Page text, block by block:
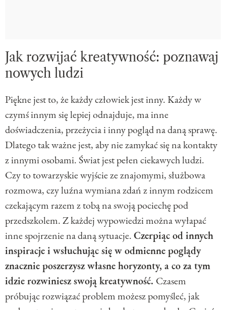
Jak rozwijać kreatywność: poznawaj
nowych ludzi
Piękne jest to, że każdy człowiek jest inny. Każdy w
czymś innym się lepiej odnajduje, ma inne
doświadczenia, przeżycia i inny pogląd na daną sprawę.
Dlatego tak ważne jest, aby nie zamykać się na kontakty
z innymi osobami. Świat jest pełen ciekawych ludzi.
Czy to towarzyskie wyjście ze znajomymi, służbowa
rozmowa, czy luźna wymiana zdań z innym rodzicem
czekającym razem z tobą na swoją pociechę pod
przedszkolem. Z każdej wypowiedzi można wyłapać
inne spojrzenie na daną sytuacje.Czerpiąc od innych
inspiracje i wsłuchując się w odmienne poglądy
znacznie poszerzysz własne horyzonty, a co za tym
idzie rozwiniesz swoją kreatywność. Czasem
próbując rozwiązać problem możesz pomyśleć, jak